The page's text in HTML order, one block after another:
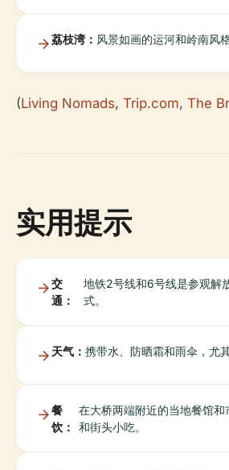
荔枝湾： 风景如画的运河和岭南风格
(Living Nomads, Trip.com, The
实用提示
交
通：
地铁2号线和6号线是参观解
式。
天气： 携带水、防晒霜和雨伞，尤
餐
饮：
在大桥两端附近的当地餐馆
和街头小吃。